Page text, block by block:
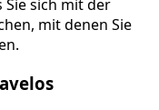
sich mit der
mit denen Sie